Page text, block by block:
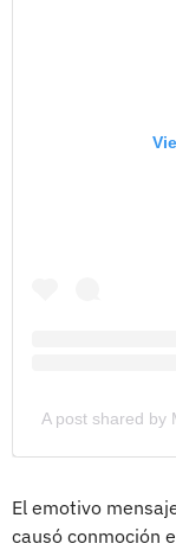
A post shared by
El emotivo
causó conmoción